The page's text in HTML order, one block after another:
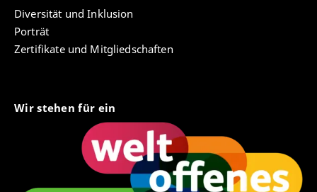
Diversität und Inklusion
Porträt
Zertifikate und Mitgliedschaften
Wir stehen für ein